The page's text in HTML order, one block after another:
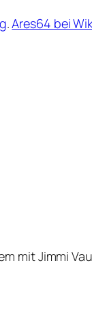
.Ares64 bei
mit Jimmi